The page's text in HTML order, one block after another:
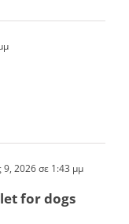
9, 2026 σε 1:43 μμ
for dogs